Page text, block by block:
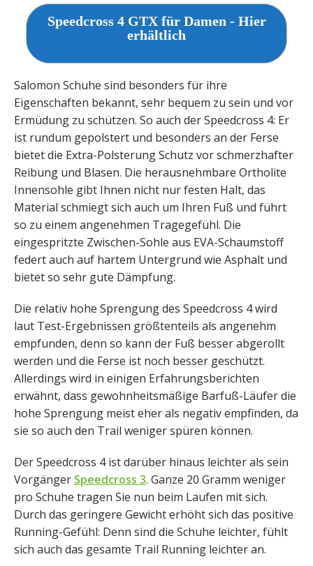
Speedcross 4 GTX für Damen - Hier
erhältlich
Salomon Schuhe sind besonders für ihre
Eigenschaften bekannt, sehr bequem zu sein und vor
Ermüdung zu schützen. So auch der Speedcross 4: Er
ist rundum gepolstert und besonders an der Ferse
bietet die Extra-Polsterung Schutz vor schmerzhafter
Reibung und Blasen. Die herausnehmbare Ortholite
Innensohle gibt Ihnen nicht nur festen Halt, das
Material schmiegt sich auch um Ihren Fuß und führt
so zu einem angenehmen Tragegefühl. Die
eingespritzte Zwischen-Sohle aus EVA-Schaumstoff
federt auch auf hartem Untergrund wie Asphalt und
bietet so sehr gute Dämpfung.
Die relativ hohe Sprengung des Speedcross 4 wird
laut Test-Ergebnissen größtenteils als angenehm
empfunden, denn so kann der Fuß besser abgerollt
werden und die Ferse ist noch besser geschützt.
Allerdings wird in einigen Erfahrungsberichten
erwähnt, dass gewohnheitsmäßige Barfuß-Läufer die
hohe Sprengung meist eher als negativ empfinden, da
sie so auch den Trail weniger spüren können.
Der Speedcross 4 ist darüber hinaus leichter als sein
Vorgänger Speedcross 3. Ganze 20 Gramm weniger
pro Schuhe tragen Sie nun beim Laufen mit sich.
Durch das geringere Gewicht erhöht sich das positive
Running-Gefühl: Denn sind die Schuhe leichter, fühlt
sich auch das gesamte Trail Running leichter an.